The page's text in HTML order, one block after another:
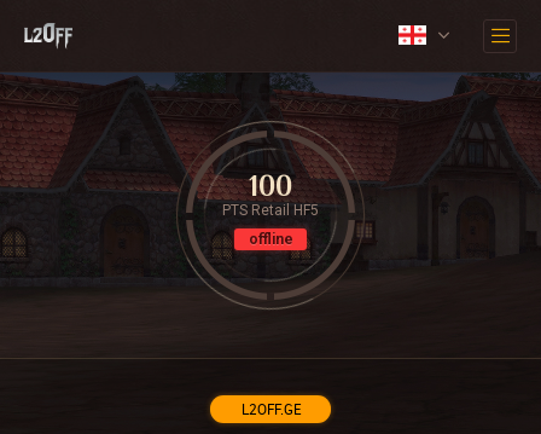
L2OFF.GE
100
PTS Retail HF5
offline